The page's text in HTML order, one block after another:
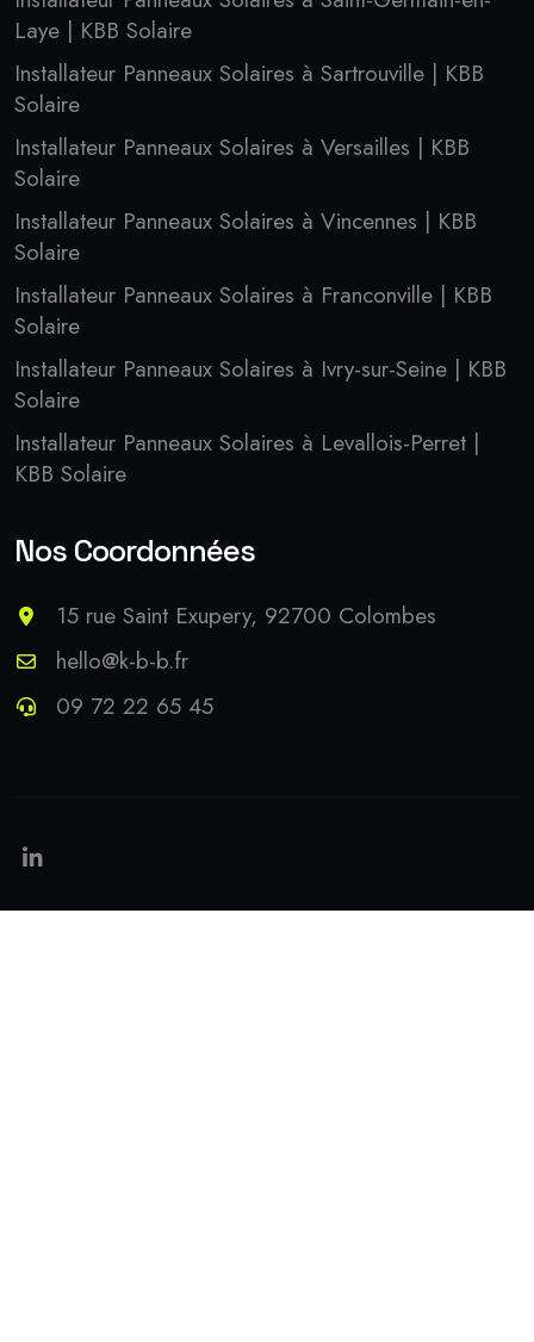
Laye | KBB Solaire
Installateur Panneaux Solaires à Sartrouville | KBB
Solaire
Installateur Panneaux Solaires à Versailles | KBB
Solaire
Installateur Panneaux Solaires à Vincennes | KBB
Solaire
Installateur Panneaux Solaires à Franconville | KBB
Solaire
Installateur Panneaux Solaires à Ivry-sur-Seine | KBB
Solaire
Installateur Panneaux Solaires à Levallois-Perret |
KBB Solaire
Nos Coordonnées
15 rue Saint Exupery, 92700 Colombes
hello@k-b-b.fr
09 72 22 65 45